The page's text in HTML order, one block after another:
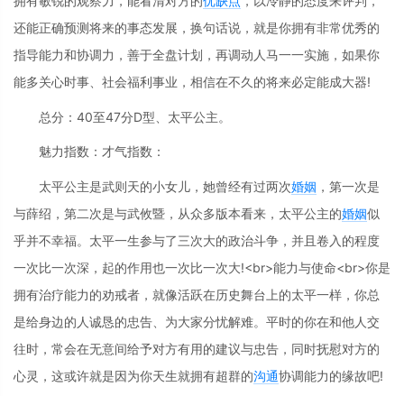
还能正确预测将来的事态发展，换句话说，就是你拥有非常优秀的
指导能力和协调力，善于全盘计划，再调动人马一一实施，如果你
能多关心时事、社会福利事业，相信在不久的将来必定能成大器!
总分：40至47分D型、太平公主。
魅力指数：才气指数：
太平公主是武则天的小女儿，她曾经有过两次婚姻 ，第一次是
与薛绍，第二次是与武攸暨，从众多版本看来，太平公主的婚姻似
乎并不幸福。太平一生参与了三次大的政治斗争，并且卷入的程度
一次比一次深，起的作用也一次比一次大!<br>能力与使命<br>你是
拥有治疗能力的劝戒者，就像活跃在历史舞台上的太平一样，你总
是给身边的人诚恳的忠告、为大家分忧解难。平时的你在和他人交
往时，常会在无意间给予对方有用的建议与忠告，同时抚慰对方的
心灵，这或许就是因为你天生就拥有超群的沟通协调能力的缘故吧!